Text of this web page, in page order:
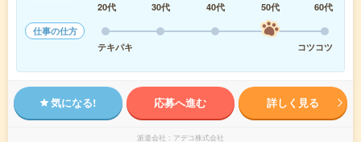
20代
30代 40代 50代
60代
仕事の仕方
テキパキ
コツコツ
気になる! 応募へ進む 詳しく見る
派遣会社 アデコ株式会社